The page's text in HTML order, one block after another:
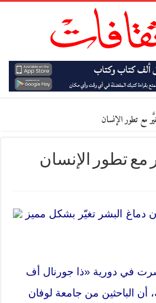
مع تطور الإنسان
مع تطور الإنسان
دماغ البشر تغيّر بشكل مميز
في دورية «ذا جورنال أف
أن الباحثين من جامعة لوفان